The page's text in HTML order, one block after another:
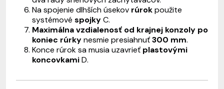
Na spojenie dlhších úsekov rúrokpoužite
systémové spojkyC.
Maximálna vzdialenosť od krajnej konzoly po
koniec rúrkynesmie presiahnuť300 mm.
Konce rúrok sa musia uzavrieť plastovými
koncovkamiD.